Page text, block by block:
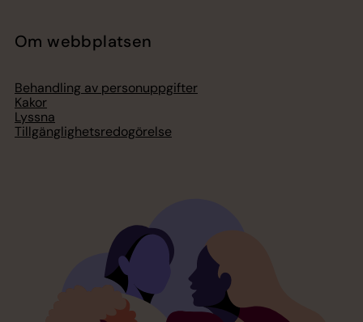
Om webbplatsen
Behandling av personuppgifter
Kakor
Lyssna
Tillgänglighetsredogörelse